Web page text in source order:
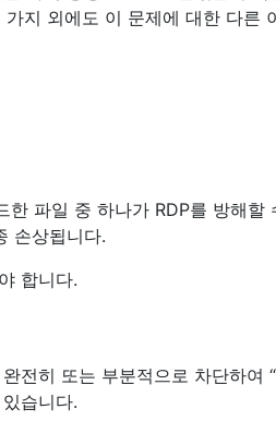
지 외에도 이 문제에 대한 다른
파일 중 하나가 RDP를 방해할
손상됩니다.
합니다.
전히 또는 부분적으로 차단하여
습니다.